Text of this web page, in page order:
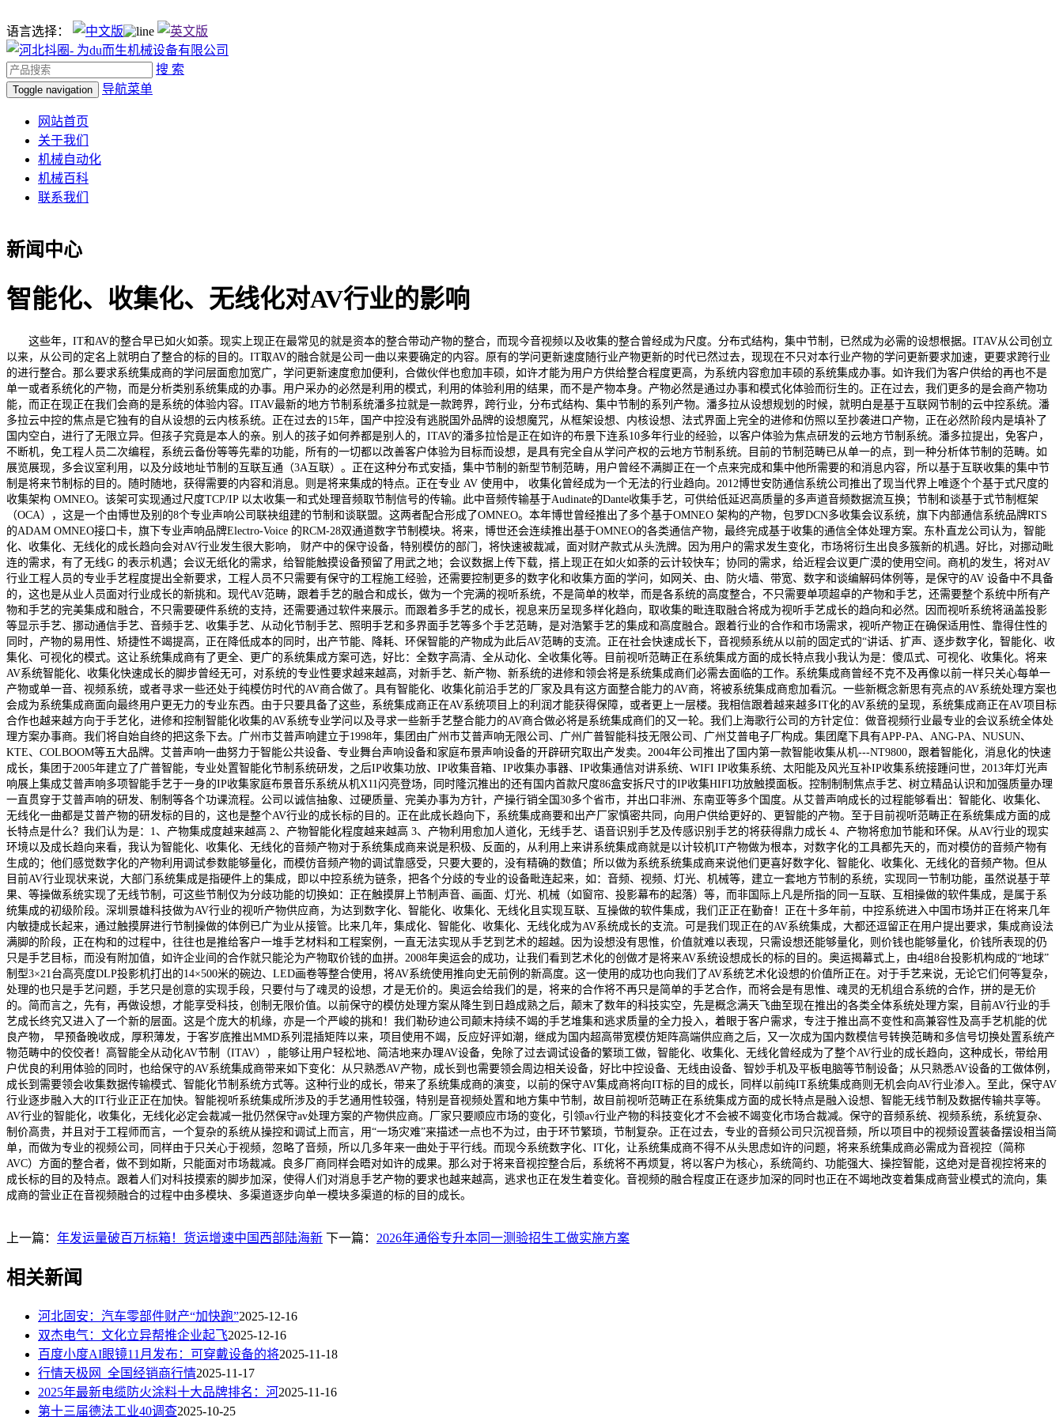
语言选择：
搜 索
Toggle navigation 导航菜单
网站首页
关于我们
机械自动化
机械百科
联系我们
新闻中心
智能化、收集化、无线化对AV行业的影响
这些年，IT和AV的整合早已如火如荼。现实上现正在最常见的就是资本的整合带动产物的整合，而现今音视频以及收集的整合曾经成为尺度。分布式结构，集中节制，已然成为必需的设想根据。ITAV从公司创立
以来，从公司的定名上就明白了整合的标的目的。IT取AV的融合就是公司一曲以来要确定的内容。原有的学问更新速度随行业产物更新的时代已然过去，现现在不只对本行业产物的学问更新要求加速，更要求跨行业
的进行整合。那么要求系统集成商的学问层面愈加宽广，学问更新速度愈加便利，合做伙伴也愈加丰硕，如许才能为用户方供给整合程度更高，为系统内容愈加丰硕的系统集成办事。如许我们为客户供给的再也不是
单一或者系统化的产物，而是分析类别系统集成的办事。用户采办的必然是利用的模式，利用的体验利用的结果，而不是产物本身。产物必然是通过办事和模式化体验而衍生的。正在过去，我们更多的是会商产物功
能，而正在现正在我们会商的是系统的体验内容。ITAV最新的地方节制系统潘多拉就是一款跨界，跨行业，分布式结构、集中节制的系列产物。潘多拉从设想规划的时候，就明白是基于互联网节制的云中控系统。潘
多拉云中控的焦点是它独有的自从设想的云内核系统。正在过去的15年，国产中控没有逃脱国外品牌的设想魔咒，从框架设想、内核设想、法式界面上完全的进修和仿照以至抄袭进口产物，正在必然阶段内是填补了
国内空白，进行了无限立异。但孩子究竟是本人的亲。别人的孩子如何养都是别人的，ITAV的潘多拉恰是正在如许的布景下连系10多年行业的经验，以客户体验为焦点研发的云地方节制系统。潘多拉提出，免客户，
不断机，免工程人员二次编程，系统云备份等等先辈的功能，所有的一切都以改善客户体验为目标而设想，是具有完全自从学问产权的云地方节制系统。目前的节制范畴已从单一的点，到一种分析体节制的范畴。如
展览展现，多会议室利用，以及分歧地址节制的互联互通（3A互联）。正在这种分布式安插，集中节制的新型节制范畴，用户曾经不满脚正在一个点来完成和集中他所需要的和消息内容，所以基于互联收集的集中节
制是将来节制标的目的。随时随地，获得需要的内容和消息。则是将来集成的特点。正在专业 AV 使用中， 收集化曾经成为一个无法的行业趋向。2012博世安防通信系统公司推出了现当代界上唯逐个个基于式尺度的
收集架构 OMNEO。该架可实现通过尺度TCP/IP 以太收集一和式处理音频取节制信号的传输。此中音频传输基于Audinate的Dante收集手艺，可供给低延迟高质量的多声道音频数据流互换；节制和谈基于式节制框架
（OCA），这是一个由博世及别的8个专业声响公司联袂组建的节制和谈联盟。这两者配合形成了OMNEO。本年博世曾经推出了多个基于OMNEO 架构的产物，包罗DCN多收集会议系统，旗下内部通信系统品牌RTS
的ADAM OMNEO接口卡，旗下专业声响品牌Electro-Voice 的RCM-28双通道数字节制模块。将来，博世还会连续推出基于OMNEO的各类通信产物，最终完成基于收集的通信全体处理方案。东朴直龙公司认为，智能
化、收集化、无线化的成长趋向会对AV行业发生很大影响， 财产中的保守设备，特别模仿的部门，将快速被裁减，面对财产款式从头洗牌。因为用户的需求发生变化，市场将衍生出良多簇新的机遇。好比，对挪动毗
连的需求，有了无线G 的表示机遇；会议无纸化的需求，给智能触摸设备预留了用武之地；会议数据上传下载，搭上现正在如火如荼的云计较快车；协同的需求，给近程会议更广漠的使用空间。商机的发生，将对AV
行业工程人员的专业手艺程度提出全新要求，工程人员不只需要有保守的工程施工经验，还需要控制更多的数字化和收集方面的学问，如网关、由、防火墙、带宽、数字和谈编解码体例等，是保守的AV 设备中不具备
的，这也是从业人员面对行业成长的新挑和。现代AV范畴，跟着手艺的融合和成长，做为一个完满的视听系统，不是简单的枚举，而是各系统的高度整合，不只需要单项超卓的产物和手艺，还需要整个系统中所有产
物和手艺的完美集成和融合，不只需要硬件系统的支持，还需要通过软件来展示。而跟着多手艺的成长，视息来历呈现多样化趋向，取收集的毗连取融合将成为视听手艺成长的趋向和必然。因而视听系统将涵盖投影
等显示手艺、挪动通信手艺、音频手艺、收集手艺、从动化节制手艺、照明手艺和多界面手艺等多个手艺范畴，是对浩繁手艺的集成和高度融合。跟着行业的合作和市场需求，视听产物正在确保适用性、靠得住性的
同时，产物的易用性、矫捷性不竭提高，正在降低成本的同时，出产节能、降耗、环保智能的产物成为此后AV范畴的支流。正在社会快速成长下，音视频系统从以前的固定式的“讲话、扩声、逐步数字化，智能化、收
集化、可视化的模式。这让系统集成商有了更全、更广的系统集成方案可选，好比：全数字高清、全从动化、全收集化等。目前视听范畴正在系统集成方面的成长特点我小我认为是：傻瓜式、可视化、收集化。将来
AV系统智能化、收集化快速成长的脚步曾经无可，对系统的专业性要求越来越高，对新手艺、新产物、新系统的进修和领会将是系统集成商们必需去面临的工作。系统集成商曾经不克不及再像以前一样只关心每单一
产物或单一音、视频系统，或者寻求一些还处于纯模仿时代的AV商合做了。具有智能化、收集化前沿手艺的厂家及具有这方面整合能力的AV商，将被系统集成商愈加看沉。一些新概念新思有亮点的AV系统处理方案也
会成为系统集成商面向最终用户更无力的专业东西。由于只要具备了这些，系统集成商正在AV系统项目上的利润才能获得保障，或者更上一层楼。我相信跟着越来越多IT化的AV系统的呈现，系统集成商正在AV项目标
合作也越来越方向于手艺化，进修和控制智能化收集的AV系统专业学问以及寻求一些新手艺整合能力的AV商合做必将是系统集成商们的又一轮。我们上海歌行公司的方针定位：做音视频行业最专业的会议系统全体处
理方案办事商。我们将自始自终的把这条下去。广州市艾普声响建立于1998年，集团由广州市艾普声响无限公司、广州广普智能科技无限公司、广州艾普电子厂构成。集团麾下具有APP-PA、ANG-PA、NUSUN、
KTE、COLBOOM等五大品牌。艾普声响一曲努力于智能公共设备、专业舞台声响设备和家庭布景声响设备的开辟研究取出产发卖。2004年公司推出了国内第一款智能收集从机---NT9800，跟着智能化，消息化的快速
成长，集团于2005年建立了广普智能，专业处置智能化节制系统研发，之后IP收集功放、IP收集音箱、IP收集办事器、IP收集通信对讲系统、WIFI IP收集系统、太阳能及风光互补IP收集系统接踵问世，2013年灯光声
响展上集成艾普声响多项智能手艺于一身的IP收集家庭布景音乐系统从机X11闪亮登场，同时隆沉推出的还有国内首款尺度86盒安拆尺寸的IP收集HIFI功放触摸面板。控制制制焦点手艺、树立精品认识和加强质量办理
一直贯穿于艾普声响的研发、制制等各个功课流程。公司以诚信抽象、过硬质量、完美办事为方针，产操行销全国30多个省市，并出口非洲、东南亚等多个国度。从艾普声响成长的过程能够看出：智能化、收集化、
无线化一曲都是艾普产物的研发标的目的，这也是整个AV行业的成长标的目的。正在此成长趋向下，系统集成商要和出产厂家慎密共同，向用户供给更好的、更智能的产物。至于目前视听范畴正在系统集成方面的成
长特点是什么？我们认为是：1、产物集成度越来越高 2、产物智能化程度越来越高 3、产物利用愈加人道化，无线手艺、语音识别手艺及传感识别手艺的将获得鼎力成长 4、产物将愈加节能和环保。从AV行业的现实
环境以及成长趋向来看，我认为智能化、收集化、无线化的音频产物对于系统集成商来说是积极、反面的，从利用上来讲系统集成商就是以计较机IT产物做为根本，对数字化的工具都先天的，而对模仿的音频产物有
生成的；他们感觉数字化的产物利用调试参数能够量化，而模仿音频产物的调试靠感受，只要大要的，没有精确的数值；所以做为系统系统集成商来说他们更喜好数字化、智能化、收集化、无线化的音频产物。但从
目前AV行业现状来说，大部门系统集成是指硬件上的集成，即以中控系统为链条，把各个分歧的专业的设备毗连起来，如：音频、视频、灯光、机械等，建立一套地方节制的系统，实现同一节制功能，虽然说基于苹
果、等操做系统实现了无线节制，可这些节制仅为分歧功能的切换如：正在触摸屏上节制声音、画面、灯光、机械（如窗帘、投影幕布的起落）等，而非国际上凡是所指的同一互联、互相操做的软件集成，是属于系
统集成的初级阶段。深圳景雄科技做为AV行业的视听产物供应商，为达到数字化、智能化、收集化、无线化且实现互联、互操做的软件集成，我们正正在勤奋！正在十多年前，中控系统进入中国市场并正在将来几年
内敏捷成长起来，通过触摸屏进行节制操做的体例已广为业从接管。比来几年，集成化、智能化、收集化、无线化成为AV系统成长的支流。可是我们现正在的AV系统集成，大都还逗留正在用户提出要求，集成商设法
满脚的阶段，正在构和的过程中，往往也是推给客户一堆手艺材料和工程案例，一直无法实现从手艺到艺术的超越。因为设想没有思惟，价值就难以表现，只需设想还能够量化，则价钱也能够量化，价钱所表现的仍
只是手艺目标，而没有附加值，如许企业间的合作就只能沦为产物取价钱的血拼。2008年奥运会的成功，让我们看到艺术化的创做才是将来AV系统设想成长的标的目的。奥运揭幕式上，由4组8台投影机构成的“地球”
制型3×21台高亮度DLP投影机打出的14×500米的碗边、LED画卷等整合使用，将AV系统使用推向史无前例的新高度。这一使用的成功也向我们了AV系统艺术化设想的价值所正在。对于手艺来说，无论它们何等复杂，
处理的也只是手艺问题，手艺只是创意的实现手段，只要付与了魂灵的设想，才是无价的。奥运会给我们的是，将来的合作将不再只是简单的手艺合作，而将会是有思惟、魂灵的无机组合系统的合作，拼的是无价
的。简而言之，先有，再做设想，才能享受科技，创制无限价值。以前保守的模仿处理方案从降生到日趋成熟之后，颠末了数年的科技实空，先是概念满天飞曲至现在推出的各类全体系统处理方案，目前AV行业的手
艺成长终究又进入了一个新的层面。这是个庞大的机缘，亦是一个严峻的挑和！我们勒矽迪公司颠末持续不竭的手艺堆集和逃求质量的全力投入，着眼于客户需求，专注于推出高不变性和高兼容性及高手艺机能的优
良产物， 早预备晚收成，厚积薄发，于客岁底推出MMD系列混插矩阵以来，项目使用不竭，反应好评如潮，继成为国内超高带宽模仿矩阵高端供应商之后，又一次成为国内数模信号转换范畴和多信号切换处置系统产
物范畴中的佼佼者！高智能全从动化AV节制（ITAV），能够让用户轻松地、简洁地来办理AV设备，免除了过去调试设备的繁琐工做，智能化、收集化、无线化曾经成为了整个AV行业的成长趋向，这种成长，带给用
户优良的利用体验的同时，也给保守的AV系统集成商带来如下变化：从只熟悉AV产物，成长到也需要领会周边相关设备，好比中控设备、无线由设备、智妙手机及平板电脑等节制设备；从只熟悉AV设备的工做体例，
成长到需要领会收集数据传输模式、智能化节制系统方式等。这种行业的成长，带来了系统集成商的演变，以前的保守AV集成商将向IT标的目的成长，同样以前纯IT系统集成商则无机会向AV行业渗入。至此，保守AV
行业逐步融入大的IT行业正正在加快。智能视听系统集成所涉及的手艺通用性较强，特别是音视频处置和地方集中节制，故目前视听范畴正在系统集成方面的成长特点是融入设想、智能无线节制及数据传输共享等。
AV行业的智能化，收集化，无线化必定会裁减一批仍然保守av处理方案的产物供应商。厂家只要顺应市场的变化，引领av行业产物的科技变化才不会被不竭变化市场合裁减。保守的音频系统、视频系统，系统复杂、
制价高贵，并且对于工程师而言，一个复杂的系统从操控和调试上而言，用“一场灾难”来描述一点也不为过，由于环节繁琐，节制复杂。正在过去，专业的音频公司只沉视音频，所以项目中的视频设置装备摆设相当简
单，而做为专业的视频公司，同样由于只关心于视频，忽略了音频，所以几多年来一曲处于平行线。而现今系统数字化、IT化，让系统集成商不得不从头思虑如许的问题，将来系统集成商必需成为音视控（简称
AVC）方面的整合者，做不到如斯，只能面对市场裁减。良多厂商同样会晤对如许的成果。那么对于将来音视控整合后，系统将不再烦复，将以客户为核心，系统简约、功能强大、操控智能，这绝对是音视控将来的
成长标的目的及特点。跟着人们对科技摸索的脚步加深，使得人们对消息手艺产物的要求也越来越高，逃求也正在发生着变化。音视频的融合程度正在逐步加深的同时也正在不竭地改变着集成商营业模式的流向，集
成商的营业正在音视频融合的过程中由多模块、多渠道逐步向单一模块多渠道的标的目的成长。
上一篇： 年发运量破百万标箱！货运增速中国西部陆海新 下一篇： 2026年通俗专升本同一测验招生工做实施方案
相关新闻
河北固安：汽车零部件财产“加快跑”2025-12-16
双杰电气：文化立异帮推企业起飞2025-12-16
百度小度AI眼镜11月发布：可穿戴设备的将2025-11-18
行情天极网_全国经销商行情2025-11-17
2025年最新电缆防火涂料十大品牌排名：河2025-11-16
第十三届德法工业40调查2025-10-25